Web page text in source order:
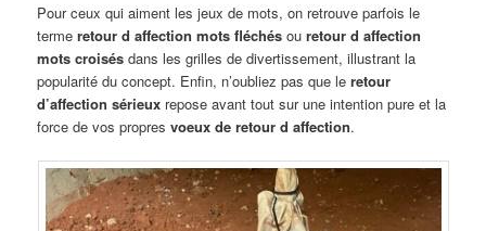
Pour ceux qui aiment les jeux de mots, on retrouve parfois le
termeretour d affection mots fléchés ouretour d affection
mots croisés dans les grilles de divertissement, illustrant la
popularité du concept. Enfin, n’oubliez pas que leretour
d’affection sérieux repose avant tout sur une intention pure et la
force de vos propresvoeux de retour d affection.